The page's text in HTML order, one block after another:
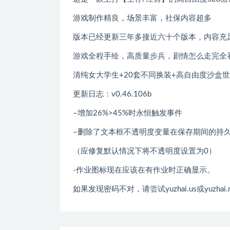
游戏制作精良，场景丰富，社保内容超多
版本已经更新三年多接近六十个版本，内容充
游戏全程手绘，高质量步兵，剧情怎么走完全
清纯女大学生+20套不同换装+高自由度沙盒
更新日志：v0.46.106b
–增加26%>45%时永恒触发事件
–删除了文本框不透明度变量在保存期间的持久
（应修复默认情况下将不透明度设置为0）
-作业图标现在应该在有作业时正确显示。
如果发现密码不对，请尝试yuzhai.us或